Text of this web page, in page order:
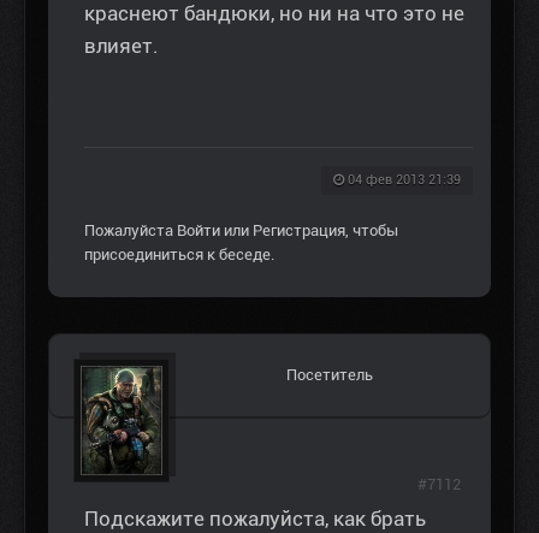
краснеют бандюки, но ни на что это не
влияет.
04 фев 2013 21:39
Пожалуйста Войти или Регистрация, чтобы
присоединиться к беседе.
Посетитель
Подскажите пожалуйста, как брать
#7112